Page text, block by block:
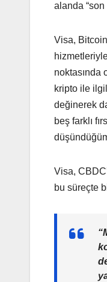
alanda “son
Visa,
noktasında
kripto ile
değinerek
beş farklı
Visa,
bu süreçte